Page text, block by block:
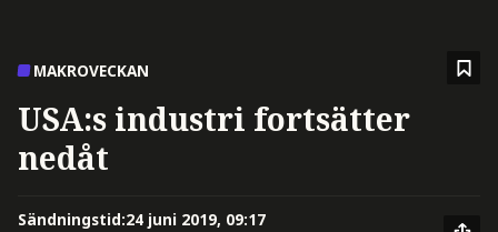
MAKROVECKAN
USA:s industri fortsätter
nedåt
Sändningstid:24 juni 2019, 09:17